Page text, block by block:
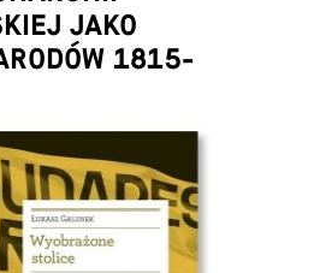
JAKO
1815-